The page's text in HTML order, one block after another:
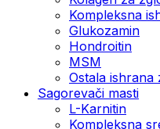
Kompleksna
Glukozamin
Hondroitin
MSM
Ostala ishrana
Sagorevači masti
L-Karnitin
Kompleksna